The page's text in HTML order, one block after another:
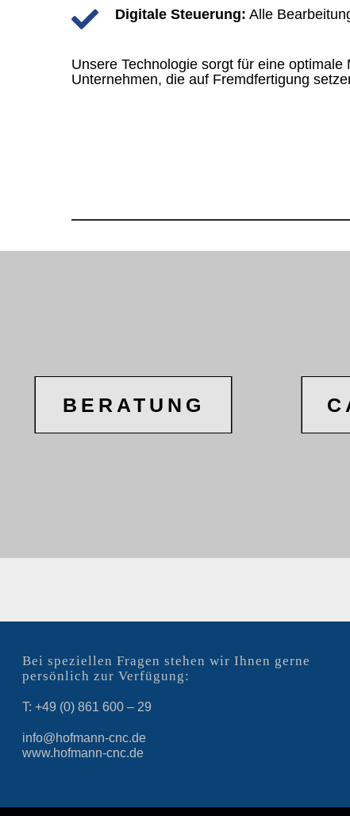
Digitale Steuerung: Alle
Unsere Technologie sorgt für eine
Unternehmen, die auf Fremdfertigung
BERATUNG
Bei speziellen Fragen stehen wir Ihnen gerne
persönlich zur Verfügung:
T: +49 (0) 861 600 – 29
info@hofmann-cnc.de
www.hofmann-cnc.de